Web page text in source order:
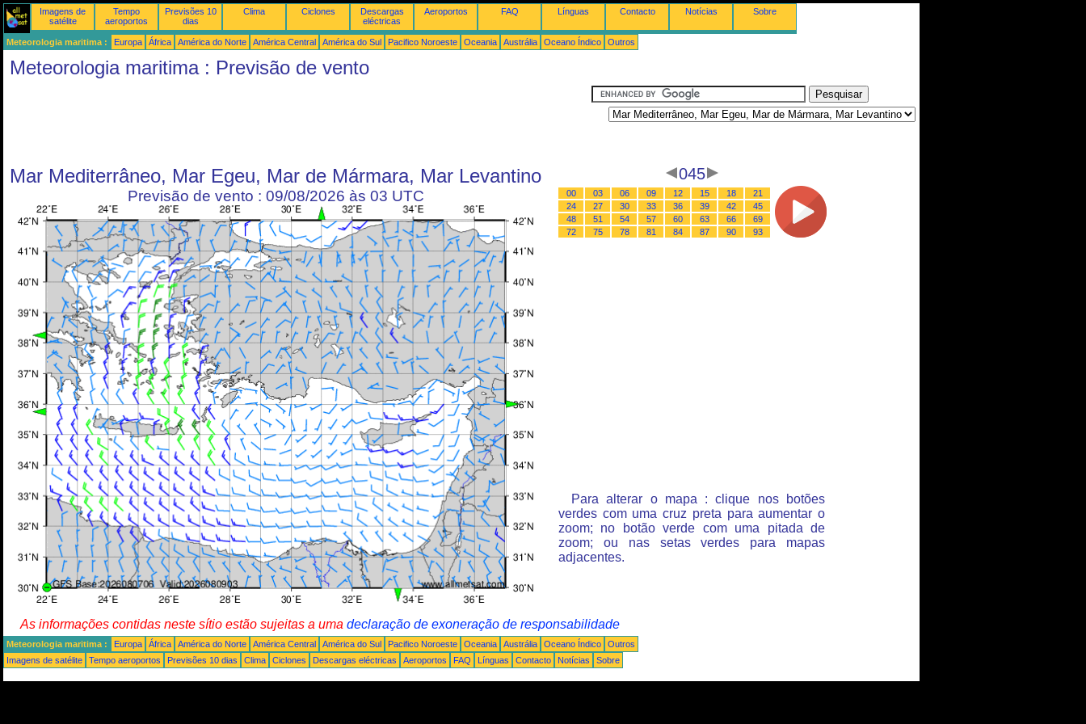
Imagens de
satélite
Tempo
aeroportos
Previsões 10
dias
Clima Ciclones
Descargas
eléctricas
Aeroportos FAQ Línguas Contacto Notícias Sobre
Meteorologia maritima : Europa África América do Norte América Central América do Sul Pacifico Noroeste Oceania Austrália Oceano Índico Outros
Meteorologia maritima : Previsão de vento
Mar Mediterrâneo, Mar Egeu, Mar de Mármara, Mar Levantino
Previsão de vento : 09/08/2026 às 03 UTC
045
00 03 06 09 12 15 18
21
24
27 30 33 36 39 42
45
48
51 54 57 60 63 66
69
72
75 78 81 84 87 90 93
Para alterar o mapa : clique nos botões
verdes com uma cruz preta para aumentar o
zoom; no botão verde com uma pitada de
zoom; ou nas setas verdes para mapas
adjacentes.
As informações contidas neste sítio estão sujeitas a uma declaração de exoneração de responsabilidade
Meteorologia maritima : Europa África América do Norte América Central América do Sul Pacifico Noroeste Oceania Austrália Oceano Índico
Outros
Imagens de satélite
Tempo aeroportos Previsões 10 dias Clima Ciclones Descargas eléctricas Aeroportos FAQ Línguas Contacto Notícias Sobre